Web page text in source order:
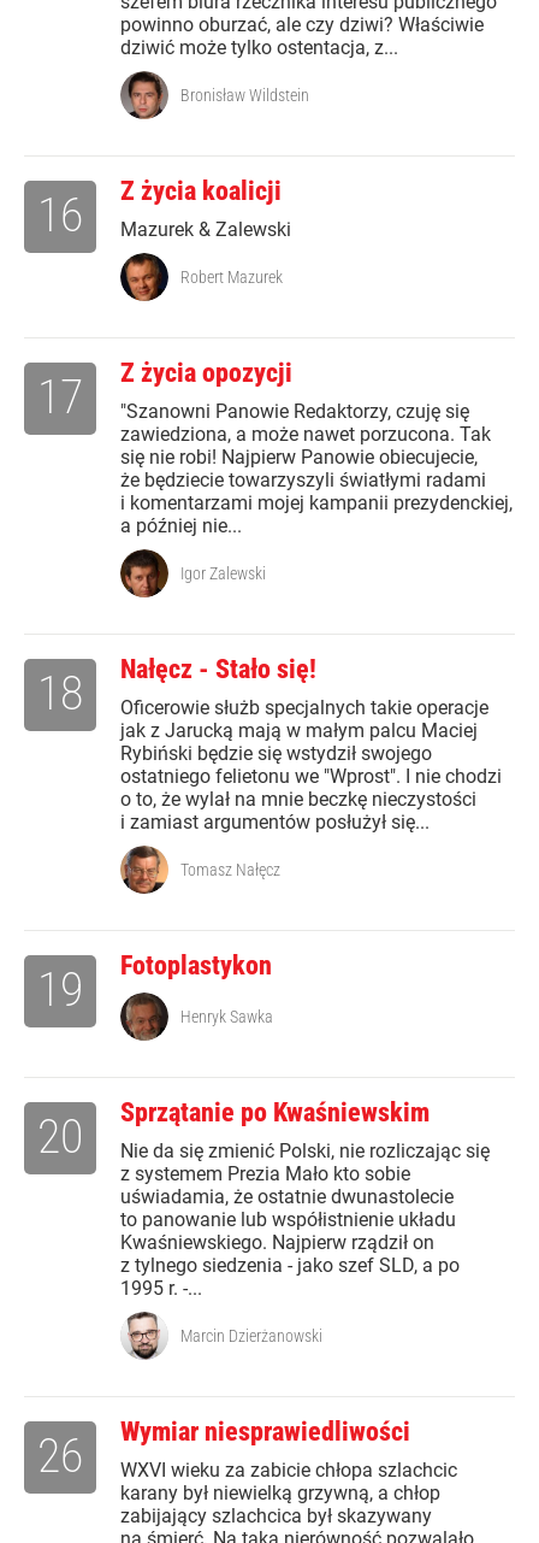
powinno oburzać, ale czy dziwi? Właściwie
dziwić może tylko ostentacja, z...
Bronisław Wildstein
Z życia koalicji
Mazurek & Zalewski
16
Robert Mazurek
Z życia opozycji
"Szanowni Panowie Redaktorzy, czuję się
zawiedziona, a może nawet porzucona. Tak
się nie robi! Najpierw Panowie obiecujecie,
że będziecie towarzyszyli światłymi radami
i komentarzami mojej kampanii prezydenckiej,
a później nie...
17
Igor Zalewski
Nałęcz - Stało się!
Oficerowie służb specjalnych takie operacje
jak z Jarucką mają w małym palcu Maciej
Rybiński będzie się wstydził swojego
ostatniego felietonu we "Wprost". I nie chodzi
o to, że wylał na mnie beczkę nieczystości
i zamiast argumentów posłużył się...
18
Tomasz Nałęcz
Fotoplastykon
19 Henryk Sawka
Sprzątanie po Kwaśniewskim
Nie da się zmienić Polski, nie rozliczając się
z systemem Prezia Mało kto sobie
uświadamia, że ostatnie dwunastolecie
to panowanie lub współistnienie układu
Kwaśniewskiego. Najpierw rządził on
z tylnego siedzenia - jako szef SLD, a po
1995 r. -...
20
Marcin Dzierżanowski
Wymiar niesprawiedliwości
WXVI wieku za zabicie chłopa szlachcic
karany był niewielką grzywną, a chłop
zabijający szlachcica był skazywany
26